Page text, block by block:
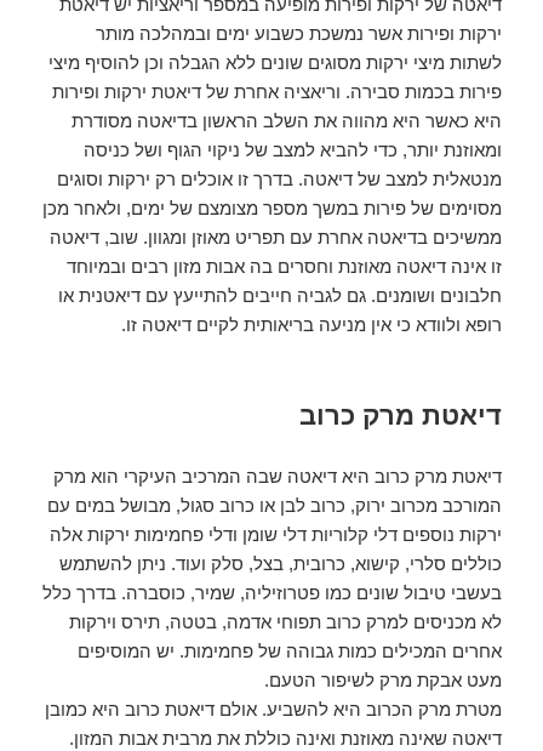
דיאטה של ירקות ופירות מופיעה במספר וריאציות יש דיאטת
ירקות ופירות אשר נמשכת כשבוע ימים ובמהלכה מותר
לשתות מיצי ירקות מסוגים שונים ללא הגבלה וכן להוסיף מיצי
פירות בכמות סבירה. וריאציה אחרת של דיאטת ירקות ופירות
היא כאשר היא מהווה את השלב הראשון בדיאטה מסודרת
ומאוזנת יותר, כדי להביא למצב של ניקוי הגוף ושל כניסה
מנטאלית למצב של דיאטה. בדרך זו אוכלים רק ירקות וסוגים
מסוימים של פירות במשך מספר מצומצם של ימים, ולאחר מכן
ממשיכים בדיאטה אחרת עם תפריט מאוזן ומגוון. שוב, דיאטה
זו אינה דיאטה מאוזנת וחסרים בה אבות מזון רבים ובמיוחד
חלבונים ושומנים. גם לגביה חייבים להתייעץ עם דיאטנית או
רופא ולוודא כי אין מניעה בריאותית לקיים דיאטה זו.
דיאטת מרק כרוב
דיאטת מרק כרוב היא דיאטה שבה המרכיב העיקרי הוא מרק
המורכב מכרוב ירוק, כרוב לבן או כרוב סגול, מבושל במים עם
ירקות נוספים דלי קלוריות דלי שומן ודלי פחמימות ירקות אלה
כוללים סלרי, קישוא, כרובית, בצל, סלק ועוד. ניתן להשתמש
בעשבי טיבול שונים כמו פטרוזיליה, שמיר, כוסברה. בדרך כלל
לא מכניסים למרק כרוב תפוחי אדמה, בטטה, תירס וירקות
אחרים המכילים כמות גבוהה של פחמימות. יש המוסיפים
מעט אבקת מרק לשיפור הטעם.
מטרת מרק הכרוב היא להשביע. אולם דיאטת כרוב היא כמובן
דיאטה שאינה מאוזנת ואינה כוללת את מרבית אבות המזון.